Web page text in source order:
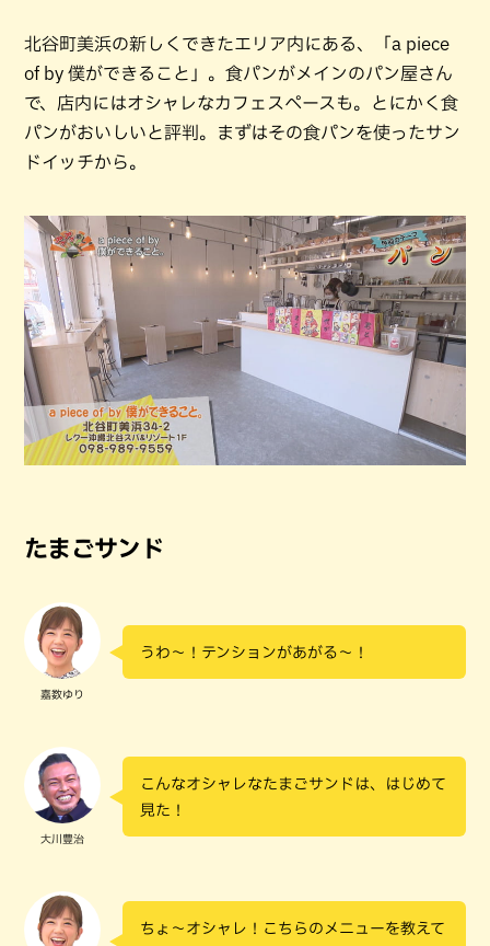
北谷町美浜の新しくできたエリア内にある、「a piece
of by 僕ができること」。食パンがメインのパン屋さん
で、店内にはオシャレなカフェスペースも。とにかく食
パンがおいしいと評判。まずはその食パンを使ったサン
ドイッチから。
たまごサンド
嘉数ゆり
うわ～！テンションがあがる～！
大川豊治
こんなオシャレなたまごサンドは、はじめて
見た！
ちょ～オシャレ！こちらのメニューを教えて